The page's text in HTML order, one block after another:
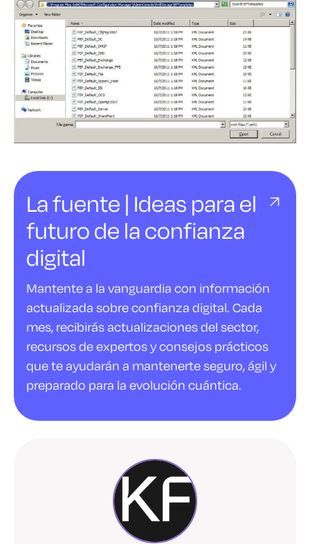
La fuente | Ideas para el
futuro de la confianza
digital
Mantente a la vanguardia con información
actualizada sobre confianza digital. Cada
mes, recibirás actualizaciones del sector,
recursos de expertos y consejos prácticos
que te ayudarán a mantenerte seguro, ágil y
preparado para la evolución cuántica.